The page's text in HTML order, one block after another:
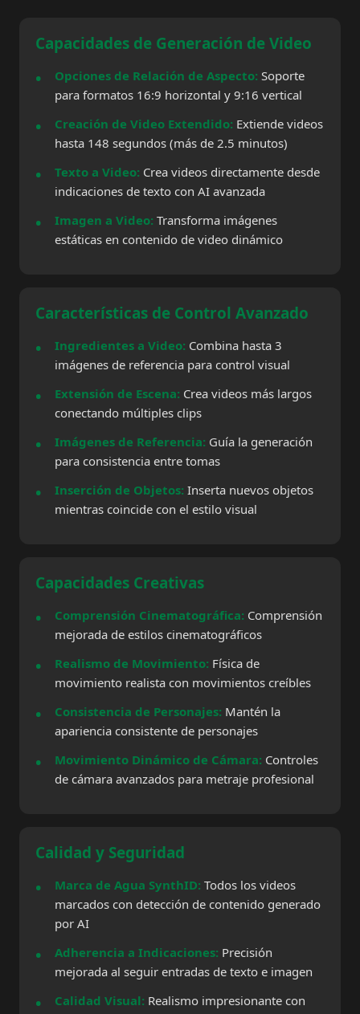
Capacidades de Generación de Video
Opciones de Relación de Aspecto: Soporte
para formatos 16:9 horizontal y 9:16 vertical
Creación de Video Extendido: Extiende videos
hasta 148 segundos (más de 2.5 minutos)
Texto a Video: Crea videos directamente desde
indicaciones de texto con AI avanzada
Imagen a Video: Transforma imágenes
estáticas en contenido de video dinámico
Características de Control Avanzado
Ingredientes a Video: Combina hasta 3
imágenes de referencia para control visual
Extensión de Escena: Crea videos más largos
conectando múltiples clips
Imágenes de Referencia: Guía la generación
para consistencia entre tomas
Inserción de Objetos: Inserta nuevos objetos
mientras coincide con el estilo visual
Capacidades Creativas
Comprensión Cinematográfica: Comprensión
mejorada de estilos cinematográficos
Realismo de Movimiento: Física de
movimiento realista con movimientos creíbles
Consistencia de Personajes: Mantén la
apariencia consistente de personajes
Movimiento Dinámico de Cámara: Controles
de cámara avanzados para metraje profesional
Calidad y Seguridad
Marca de Agua SynthID: Todos los videos
marcados con detección de contenido generado
por AI
Adherencia a Indicaciones: Precisión
mejorada al seguir entradas de texto e imagen
Calidad Visual: Realismo impresionante con